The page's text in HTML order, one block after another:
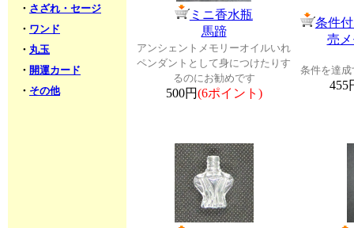
・ さざれ・セージ
・ ワンド
・ 丸玉
・ 開運カード
・ その他
ミニ香水瓶
馬蹄
アンシェントメモリーオイルいれ
ペンダントとして身につけたりす
るのにお勧めです
500円(6ポイント)
条件
売
条件を達
455